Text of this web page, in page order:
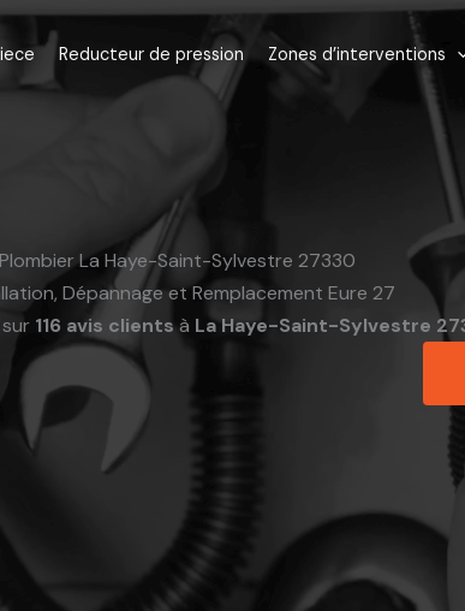
Reducteur de pression Zones d’interventions
Plombier La Haye-Saint-Sylvestre 27330
Dépannage et Remplacement Eure 27
116 avis clientsà La Haye-Saint-Sylvestre